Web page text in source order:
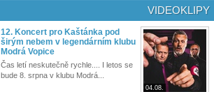
12. Koncert pro Kaštánka pod
širým nebem v legendárním klubu
Modrá Vopice
Čas letí neskutečně rychle.... I letos se
bude 8. srpna v klubu Modrá...
VIDEOKLIPY
04.08.